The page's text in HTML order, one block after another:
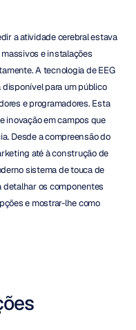
a atividade cerebral estava
e instalações
A tecnologia de EEG
para um público
e programadores. Esta
inovação em campos que
Desde a compreensão do
até à construção de
sistema de touca de
detalhar os componentes
e mostrar-lhe como